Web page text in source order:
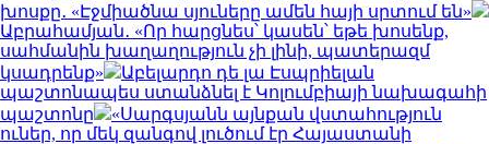
խոսքը․ «Էջմիածնա սյուները ամեն հայի սրտում են»
Աբրահամյան․ «Որ հարցնես՝ կասեն՝ եթե խոսենք,
սահմանին խաղաղություն չի լինի, պատերազմ
կսադրենք»
Աբելարդո դե լա Էսպրիելան
պաշտոնապես ստանձնել է Կոլումբիայի նախագահի
պաշտոնը
«Սարգսյանն այնքան վստահություն
ուներ, որ մեկ զանգով լուծում էր Հայաստանի